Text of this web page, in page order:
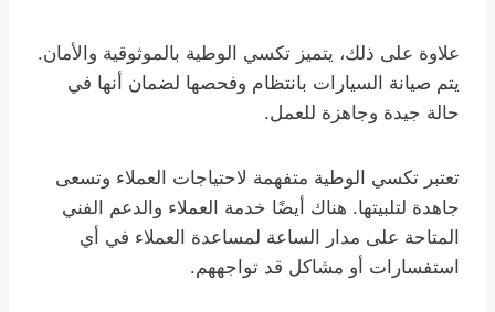
علاوة على ذلك، يتميز تكسي الوطية بالموثوقية والأمان.
يتم صيانة السيارات بانتظام وفحصها لضمان أنها في
حالة جيدة وجاهزة للعمل.
تعتبر تكسي الوطية متفهمة لاحتياجات العملاء وتسعى
جاهدة لتلبيتها. هناك أيضًا خدمة العملاء والدعم الفني
المتاحة على مدار الساعة لمساعدة العملاء في أي
استفسارات أو مشاكل قد تواجههم.